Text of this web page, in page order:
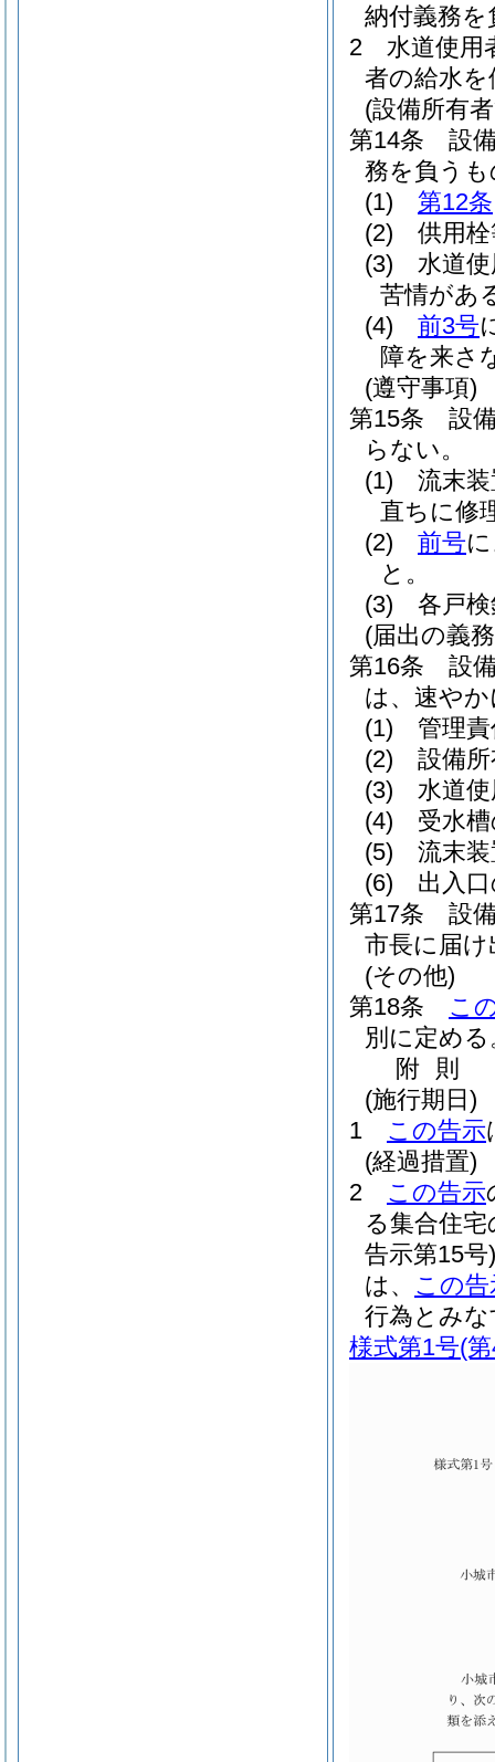
納付義務
2
水道使用
者の給水
(設備所有
第14条
設
務を負う
(1)
第12条
(2)
供用
(3)
水道
苦情があ
(4)
前3号
障を来さ
(遵守事項)
第15条
設
らない。
(1)
流末
直ちに修
(2)
前号
と。
(3)
各戸
(届出の義
第16条
設
は、速や
(1)
管理
(2)
設備
(3)
水道
(4)
受水
(5)
流末
(6)
出入
第17条
設
市長に届
(その他)
第18条
こ
別に定める
附 則
(施行期日)
1
この告示
(経過措置)
2
この告示
る集合住
告示第15号)
は、 この告
行為とみな
様式第1号(